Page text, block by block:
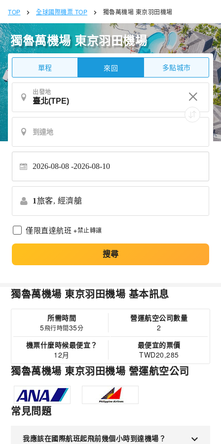
TOP 全球國際機票 TOP 獨魯萬機場 東京羽田機場
獨魯萬機場 東京羽田機場
單程 來回 多點城市
出發地
2026-08-08 2026-08-10
1旅客, 經濟艙
僅限直達航班 ※禁止轉讓
搜尋
獨魯萬機場 東京羽田機場 基本訊息
所需時間
5飛行時間35分
營運航空公司數量
2
機票什麼時候最便宜？
12月
最便宜的票價
TWD20,285
獨魯萬機場 東京羽田機場 營運航空公司
常見問題
我應該在國際航班起飛前幾個小時到達機場？